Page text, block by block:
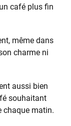
café plus fin
même dans
charme ni
aussi bien
souhaitant
chaque matin.